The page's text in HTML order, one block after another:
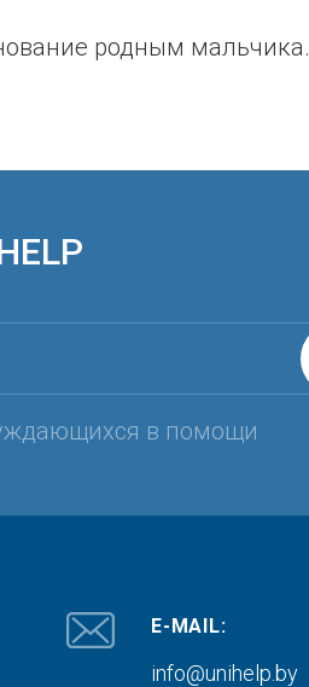
родным мальчика.
в помощи
E-MAIL:
info@unihelp.by